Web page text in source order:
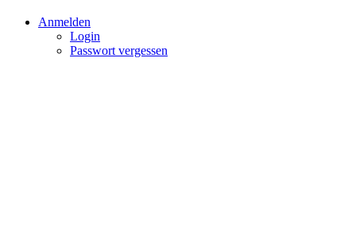
Anmelden
Login
Passwort vergessen